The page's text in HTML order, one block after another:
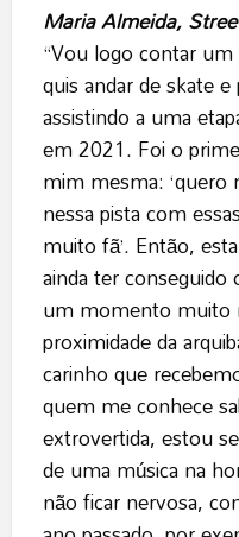
Maria Almeida,
“Vou logo contar
quis andar de skate
assistindo a uma
em 2021. Foi o
mim mesma:
nessa pista com
muito fã’. Então,
ainda ter
um momento muito
proximidade da
carinho que
quem me conhece
extrovertida, estou
de uma música na
não ficar nervosa,